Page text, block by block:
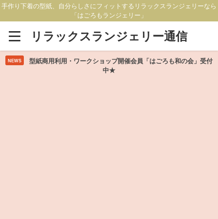
手作り下着の型紙、自分らしさにフィットするリラックスランジェリーなら
「はごろもランジェリー」
リラックスランジェリー通信
NEWS
型紙商用利用・ワークショップ開催会員「はごろも和の会」受付
中★